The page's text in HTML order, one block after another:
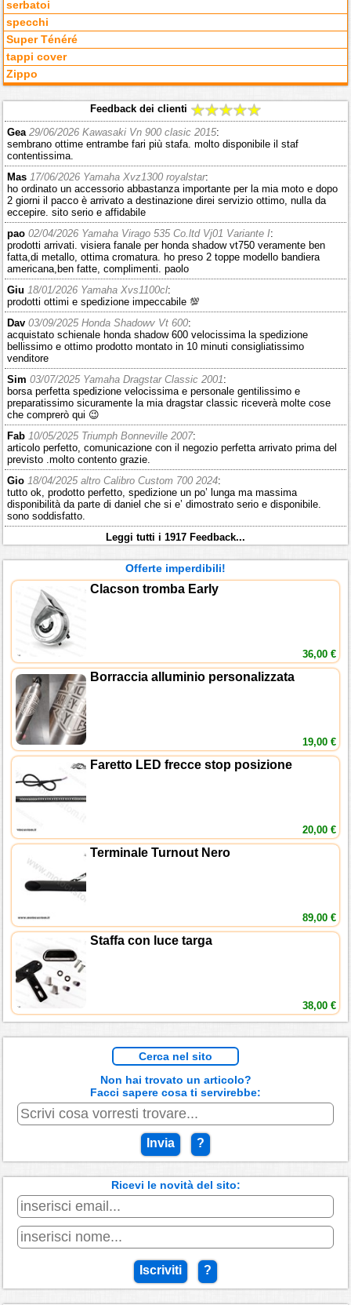
serbatoi
specchi
Super Ténéré
tappi cover
Zippo
Feedback dei clienti
Gea 29/06/2026 Kawasaki Vn 900 clasic 2015:
sembrano ottime entrambe fari più stafa. molto disponibile il staf
contentissima.
Mas 17/06/2026 Yamaha Xvz1300 royalstar:
ho ordinato un accessorio abbastanza importante per la mia moto e dopo
2 giorni il pacco è arrivato a destinazione direi servizio ottimo, nulla da
eccepire. sito serio e affidabile
pao 02/04/2026 Yamaha Virago 535 Co.ltd Vj01 Variante I:
prodotti arrivati. visiera fanale per honda shadow vt750 veramente ben
fatta,di metallo, ottima cromatura. ho preso 2 toppe modello bandiera
americana,ben fatte, complimenti. paolo
Giu 18/01/2026 Yamaha Xvs1100cl:
prodotti ottimi e spedizione impeccabile 💯
Dav 03/09/2025 Honda Shadowv Vt 600:
acquistato schienale honda shadow 600 velocissima la spedizione
bellissimo e ottimo prodotto montato in 10 minuti consigliatissimo
venditore
Sim 03/07/2025 Yamaha Dragstar Classic 2001:
borsa perfetta spedizione velocissima e personale gentilissimo e
preparatissimo sicuramente la mia dragstar classic riceverà molte cose
che comprerò qui 😉
Fab 10/05/2025 Triumph Bonneville 2007:
articolo perfetto, comunicazione con il negozio perfetta arrivato prima del
previsto .molto contento grazie.
Gio 18/04/2025 altro Calibro Custom 700 2024:
tutto ok, prodotto perfetto, spedizione un po’ lunga ma massima
disponibilità da parte di daniel che si e’ dimostrato serio e disponibile.
sono soddisfatto.
Leggi tutti i 1917 Feedback...
Offerte imperdibili!
Clacson tromba Early
36,00 €
Borraccia alluminio personalizzata
19,00 €
Faretto LED frecce stop posizione
20,00 €
Terminale Turnout Nero
89,00 €
Staffa con luce targa
38,00 €
Cerca nel sito
Non hai trovato un articolo?
Facci sapere cosa ti servirebbe:
Invia ?
Ricevi le novità del sito:
Iscriviti ?